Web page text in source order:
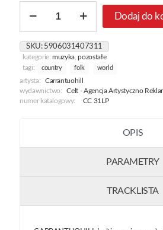
Vintage
Dodaj do
SKU: 5906031407311
kategorie:muzyka ,pozostałe
tagi:
country folk world
artysta:
Carrantuohill
wydawnictwo:
Celt - Agencja Artystyczno
numer katalogowy:
CC 31LP
OPIS
PARAMETRY
TRACKLISTA